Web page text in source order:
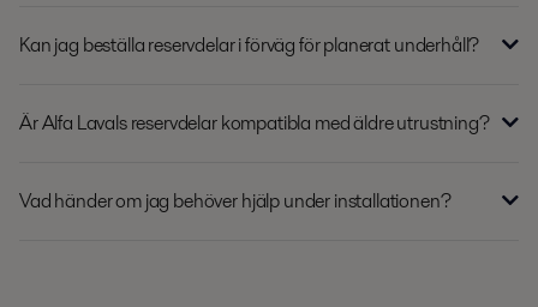
Kan jag beställa reservdelar i förväg för planerat underhåll?
Är Alfa Lavals reservdelar kompatibla med äldre utrustning?
Vad händer om jag behöver hjälp under installationen?